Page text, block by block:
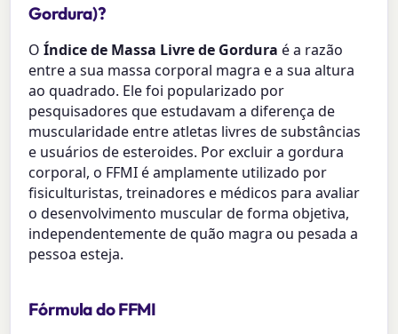
Gordura)?
OÍndice de Massa Livre de Gordura é a razão
entre a sua massa corporal magra e a sua altura
ao quadrado. Ele foi popularizado por
pesquisadores que estudavam a diferença de
muscularidade entre atletas livres de substâncias
e usuários de esteroides. Por excluir a gordura
corporal, o FFMI é amplamente utilizado por
fisiculturistas, treinadores e médicos para avaliar
o desenvolvimento muscular de forma objetiva,
independentemente de quão magra ou pesada a
pessoa esteja.
Fórmula do FFMI